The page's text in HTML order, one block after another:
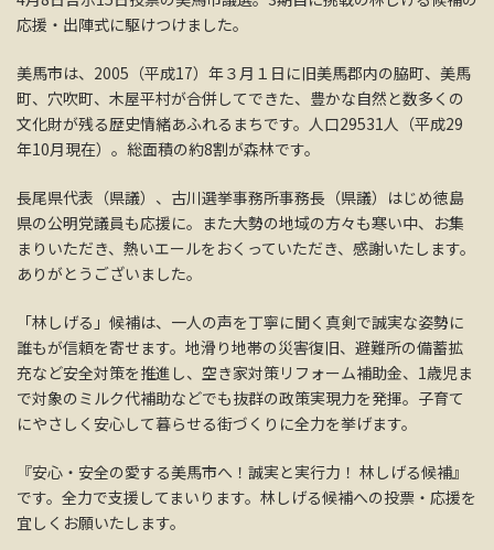
応援・出陣式に駆けつけました。
美馬市は、2005（平成17）年３月１日に旧美馬郡内の脇町、美馬
町、穴吹町、木屋平村が合併してできた、豊かな自然と数多くの
文化財が残る歴史情緒あふれるまちです。人口29531人（平成29
年10月現在）。総面積の約8割が森林です。
長尾県代表（県議）、古川選挙事務所事務長（県議）はじめ徳島
県の公明党議員も応援に。また大勢の地域の方々も寒い中、お集
まりいただき、熱いエールをおくっていただき、感謝いたします。
ありがとうございました。
「林しげる」候補は、一人の声を丁寧に聞く真剣で誠実な姿勢に
誰もが信頼を寄せます。地滑り地帯の災害復旧、避難所の備蓄拡
充など安全対策を推進し、空き家対策リフォーム補助金、1歳児ま
で対象のミルク代補助などでも抜群の政策実現力を発揮。子育て
にやさしく安心して暮らせる街づくりに全力を挙げます。
『安心・安全の愛する美馬市へ！誠実と実行力！ 林しげる候補』
です。全力で支援してまいります。林しげる候補への投票・応援を
宜しくお願いたします。